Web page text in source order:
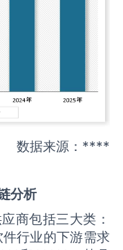
数据来源：****
分析
商包括三大类：
行业的下游需求